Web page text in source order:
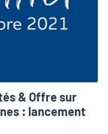
& Offre sur
: lancement